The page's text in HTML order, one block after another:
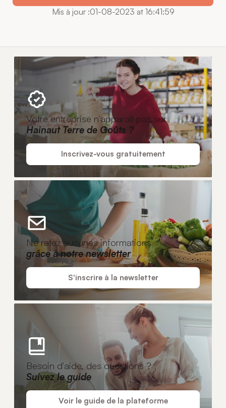
Mis à jour :01-08-2023 at 16:41:59
Votre entreprise n'apparaît pas sur
Hainaut Terre de Goûts ?
Inscrivez-vous gratuitement
Ne ratez aucunes informations
grâce à notre newsletter
S'inscrire à la newsletter
Besoin d'aide, des questions ?
Suivez le guide
Voir le guide de la plateforme